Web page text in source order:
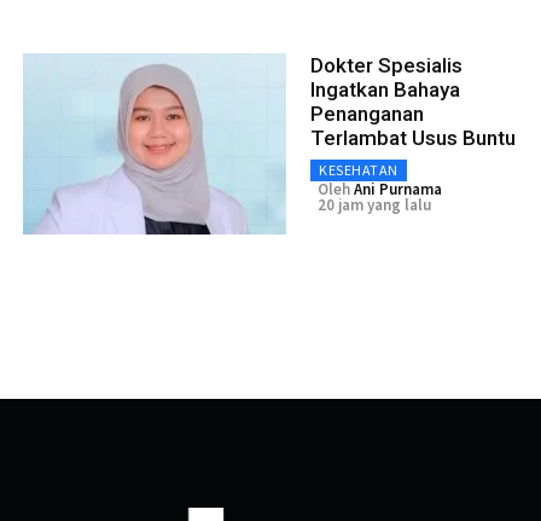
Dokter Spesialis
Ingatkan Bahaya
Penanganan
Terlambat Usus Buntu
KESEHATAN
OlehAni Purnama
20 jam yang lalu